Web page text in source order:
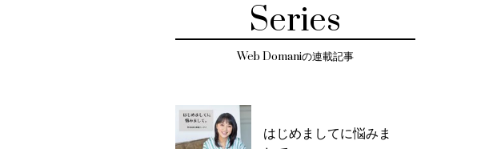
Series
Web Domaniの連載記事
はじめましてに悩みま